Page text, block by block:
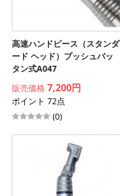
高速ハンドピース（スタンダ
ード ヘッド）プッシュバッ
タン式A047
販売価格 7,200円
ポイント 72点
(0)